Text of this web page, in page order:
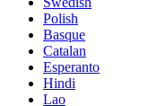
Polish
Basque
Catalan
Esperanto
Hindi
Lao